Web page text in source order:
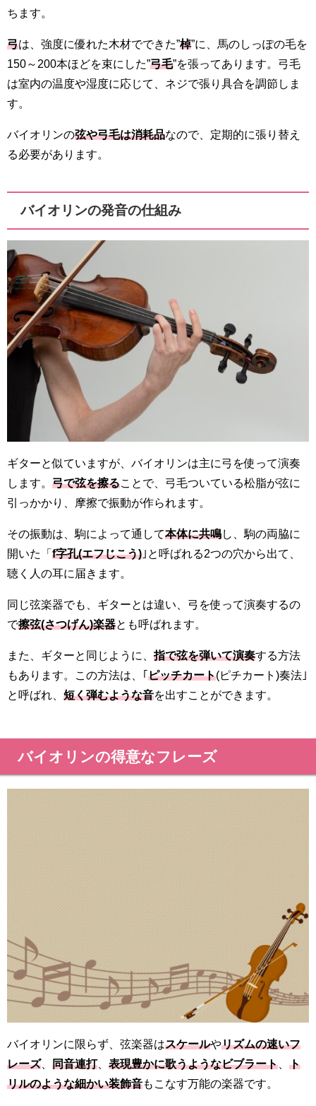
ちます。
弓は、強度に優れた木材でできた”棹”に、馬のしっぽの毛を
150～200本ほどを束にした”弓毛”を張ってあります。弓毛
は室内の温度や湿度に応じて、ネジで張り具合を調節しま
す。
バイオリンの弦や弓毛は消耗品なので、定期的に張り替え
る必要があります。
バイオリンの発音の仕組み
ギターと似ていますが、バイオリンは主に弓を使って演奏
します。 弓で弦を擦ることで、弓毛ついている松脂が弦に
引っかかり、摩擦で振動が作られます。
その振動は、駒によって通して本体に共鳴し、駒の両脇に
開いた「 f字孔(エフじこう) ｣と呼ばれる2つの穴から出て、
聴く人の耳に届きます。
同じ弦楽器でも、ギターとは違い、弓を使って演奏するの
で擦弦(さつげん)楽器とも呼ばれます。
また、ギターと同じように、 指で弦を弾いて演奏する方法
もあります。この方法は、｢ ピッチカート(ピチカート)奏法｣
と呼ばれ、 短く弾むような音を出すことができます。
バイオリンの得意なフレーズ
バイオリンに限らず、弦楽器はスケールやリズムの速いフ
レーズ、 同音連打、 表現豊かに歌うようなビブラート
ト
リルのような細かい装飾音もこなす万能の楽器です。